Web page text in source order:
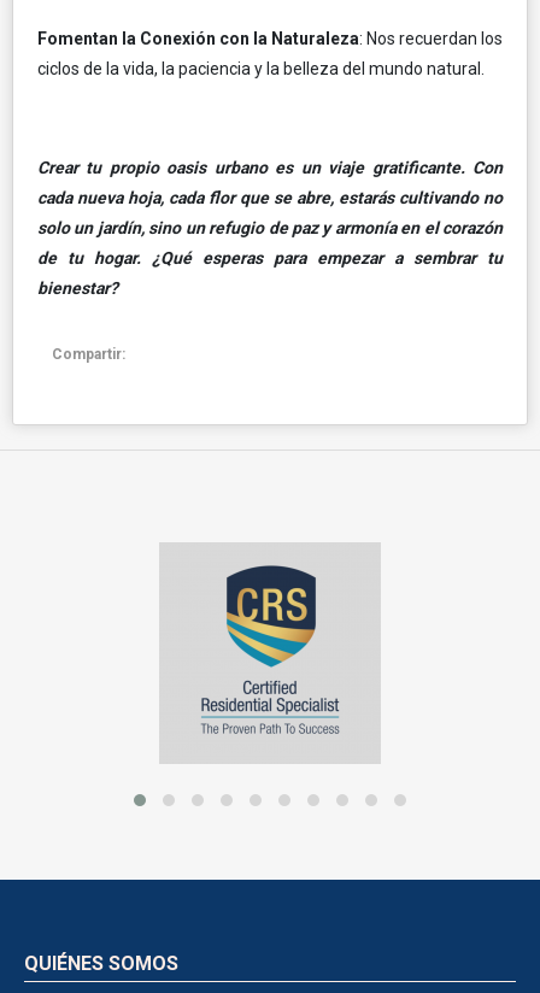
Fomentan la Conexión con la Naturaleza: Nos recuerdan los
ciclos de la vida, la paciencia y la belleza del mundo natural.
Crear tu propio oasis urbano es un viaje gratificante. Con
cada nueva hoja, cada flor que se abre, estarás cultivando no
solo un jardín, sino un refugio de paz y armonía en el corazón
de tu hogar. ¿Qué esperas para empezar a sembrar tu
bienestar?
Compartir:
QUIÉNES SOMOS